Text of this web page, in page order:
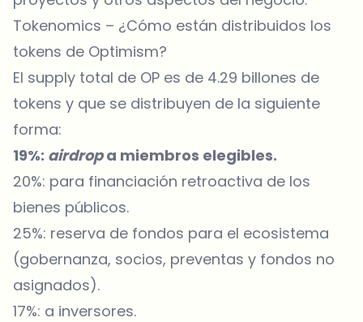
Tokenomics – ¿Cómo están distribuidos los
tokens de Optimism?
El supply total de OP es de 4.29 billones de
tokens y que se distribuyen de la siguiente
forma:
19%: airdropa miembros elegibles.
20%: para financiación retroactiva de los
bienes públicos.
25%: reserva de fondos para el ecosistema
(gobernanza, socios, preventas y fondos no
asignados).
17%: a inversores.